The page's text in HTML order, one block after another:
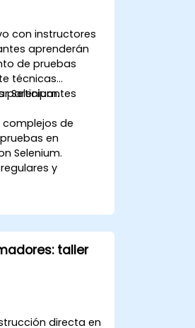
con instructores
aprenderán
de pruebas
técnicas
Selenium.
participantes
complejos de
en
Selenium.
y
que detienen la
objetos
datos desde
datos.
taller
directa en